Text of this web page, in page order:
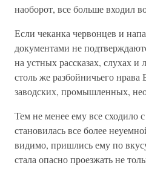
наоборот, все больше входил
Если чеканка червонцев и
документами не
на устных рассказах, слухах и
столь же разбойничьего нрава
заводских, промышленных,
Тем не менее ему все сходило с
становилась все более
видимо, пришлись ему по
стала опасно проезжать не